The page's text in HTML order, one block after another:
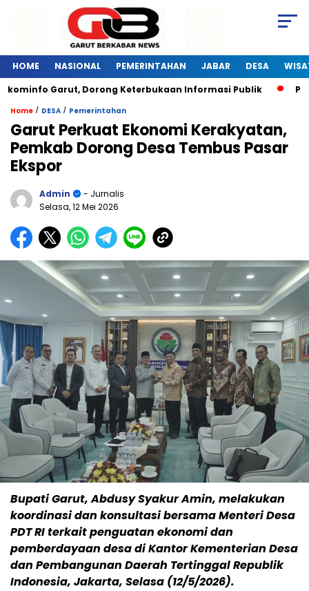
HOME NASIONAL PEMERINTAHAN JABAR DESA
Garut, Dorong Keterbukaan Informasi Publik
Home / DESA / Pemerintahan
Garut Perkuat Ekonomi Kerakyatan,
Pemkab Dorong Desa Tembus Pasar
Ekspor
Admin
- Jurnalis
Selasa, 12 Mei 2026
Bupati Garut, Abdusy Syakur Amin, melakukan
koordinasi dan konsultasi bersama Menteri Desa
PDT RI terkait penguatan ekonomi dan
pemberdayaan desa di Kantor Kementerian Desa
dan Pembangunan Daerah Tertinggal Republik
Indonesia, Jakarta, Selasa (12/5/2026).